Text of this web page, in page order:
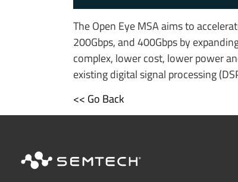
The Open Eye MSA aims to
200Gbps, and 400Gbps by
complex, lower cost, lower power
existing digital signal processing
<< Go Back